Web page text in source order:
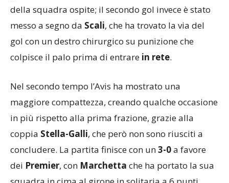
della squadra ospite; il secondo gol invece è stato
messo a segno da Scali, che ha trovato la via del
gol con un destro chirurgico su punizione che
colpisce il palo prima di entrare in rete.
Nel secondo tempo l’Avis ha mostrato una
maggiore compattezza, creando qualche occasione
in più rispetto alla prima frazione, grazie alla
coppia Stella-Galli, che però non sono riusciti a
concludere. La partita finisce con un3-0a favore
dei Premier, con Marchetta che ha portato la sua